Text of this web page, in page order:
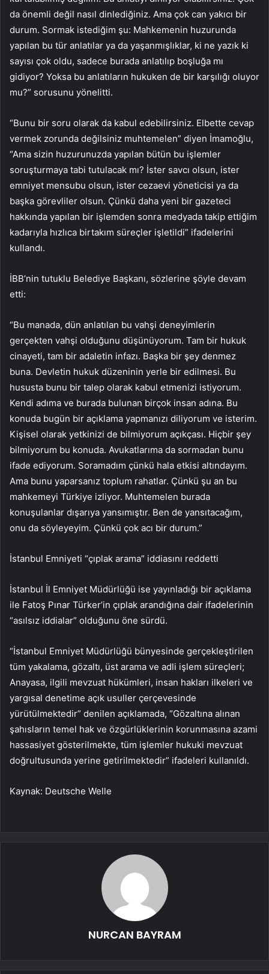
da önemli değil nasıl dinlediğiniz. Ama çok can yakıcı bir
durum. Sormak istediğim şu: Mahkemenin huzurunda
yapılan bu tür anlatılar ya da yaşanmışlıklar, ki ne yazık ki
sayısı çok oldu, sadece burada anlatılıp boşluğa mı
gidiyor? Yoksa bu anlatıların hukuken de bir karşılığı oluyor
mu?” sorusunu yönelitti.
“Bunu bir soru olarak da kabul edebilirsiniz. Elbette cevap
vermek zorunda değilsiniz muhtemelen” diyen İmamoğlu,
“Ama sizin huzurunuzda yapılan bütün bu işlemler
soruşturmaya tabi tutulacak mı? İster savcı olsun, ister
emniyet mensubu olsun, ister cezaevi yöneticisi ya da
başka görevliler olsun. Çünkü daha yeni bir gazeteci
hakkında yapılan bir işlemden sonra medyada takip ettiğim
kadarıyla hızlıca birtakım süreçler işletildi” ifadelerini
kullandı.
İBB’nin tutuklu Belediye Başkanı, sözlerine şöyle devam
etti:
“Bu manada, dün anlatılan bu vahşi deneyimlerin
gerçekten vahşi olduğunu düşünüyorum. Tam bir hukuk
cinayeti, tam bir adaletin infazı. Başka bir şey denmez
buna. Devletin hukuk düzeninin yerle bir edilmesi. Bu
hususta bunu bir talep olarak kabul etmenizi istiyorum.
Kendi adıma ve burada bulunan birçok insan adına. Bu
konuda bugün bir açıklama yapmanızı diliyorum ve isterim.
Kişisel olarak yetkinizi de bilmiyorum açıkçası. Hiçbir şey
bilmiyorum bu konuda. Avukatlarıma da sormadan bunu
ifade ediyorum. Soramadım çünkü hala etkisi altındayım.
Ama bunu yaparsanız toplum rahatlar. Çünkü şu an bu
mahkemeyi Türkiye izliyor. Muhtemelen burada
konuşulanlar dışarıya yansımıştır. Ben de yansıtacağım,
onu da söyleyeyim. Çünkü çok acı bir durum.”
İstanbul Emniyeti “çıplak arama” iddiasını reddetti
İstanbul İl Emniyet Müdürlüğü ise yayınladığı bir açıklama
ile Fatoş Pınar Türker’in çıplak arandığına dair ifadelerinin
“asılsız iddialar” olduğunu öne sürdü.
“İstanbul Emniyet Müdürlüğü bünyesinde gerçekleştirilen
tüm yakalama, gözaltı, üst arama ve adli işlem süreçleri;
Anayasa, ilgili mevzuat hükümleri, insan hakları ilkeleri ve
yargısal denetime açık usuller çerçevesinde
yürütülmektedir” denilen açıklamada, “Gözaltına alınan
şahısların temel hak ve özgürlüklerinin korunmasına azami
hassasiyet gösterilmekte, tüm işlemler hukuki mevzuat
doğrultusunda yerine getirilmektedir” ifadeleri kullanıldı.
Kaynak: Deutsche Welle
NURCAN BAYRAM